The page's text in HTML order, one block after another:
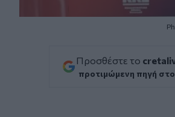
Προσθέστε το
προτιμώμενη πηγή